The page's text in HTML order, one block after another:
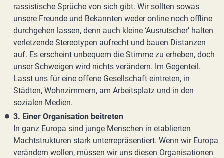
rassistische Sprüche von sich gibt. Wir sollten sowas
unsere Freunde und Bekannten weder online noch offline
durchgehen lassen, denn auch kleine ‘Ausrutscher’ halten
verletzende Stereotypen aufrecht und bauen Distanzen
auf. Es erscheint unbequem die Stimme zu erheben, doch
unser Schweigen wird nichts verändern. Im Gegenteil.
Lasst uns für eine offene Gesellschaft eintreten, in
Städten, Wohnzimmern, am Arbeitsplatz und in den
sozialen Medien.
3. Einer Organisation beitreten
In ganz Europa sind junge Menschen in etablierten
Machtstrukturen stark unterrepräsentiert. Wenn wir Europa
verändern wollen, müssen wir uns diesen Organisationen